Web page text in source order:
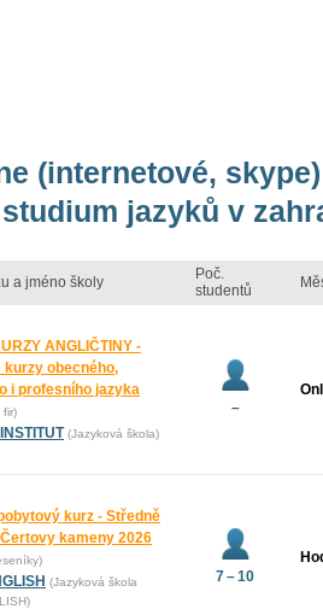
(internetové,
jazyků v
a jméno školy
Poč.
studentů
ANGLIČTINY -
kurzy obecného,
i profesního jazyka
fir)
(Jazyková škola)
–
kurz - Středně
kameny 2026
(Jazyková škola
7 – 10